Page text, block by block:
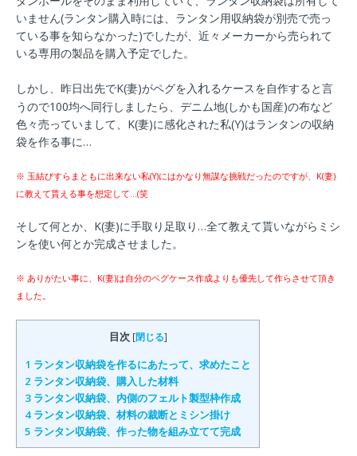
いません(ランタン購入時には、ランタン用収納袋が別売で売っ
ている事を知らなかった)でしたが、近々メーカーから売られて
いる専用の製品を購入予定でした。
しかし、昨日出先でK(妻)がペグを入れるケースを自作すると言
うので100均へ同行しましたら、デニム地(しかも国産)の布など
色々売っていまして、K(妻)に感化された私(Y)はランタンの収納
袋を作る事に…
※ 玉結びすらまともに出来ない私(Y)にはかなり無謀な挑戦だったのですが、K(妻)
に教えて貰える事を想定して…(笑
そして何とか、K(妻)に手取り足取り…全て教えて貰いながらミシ
ンを使い何とか完成させました。
※ ありがたい事に、K(妻)は自分のペグケース作成よりも優先して作らさせて頂き
ました。
目次 [閉じる]
1 ランタン収納袋を作るにあたって、求めたこと
2 ランタン収納袋、購入した材料
3 ランタン収納袋、内側のフェルト製型枠作成
4 ランタン収納袋、材料の裁断とミシン掛け
5 ランタン収納袋、作った物を組み立てて完成